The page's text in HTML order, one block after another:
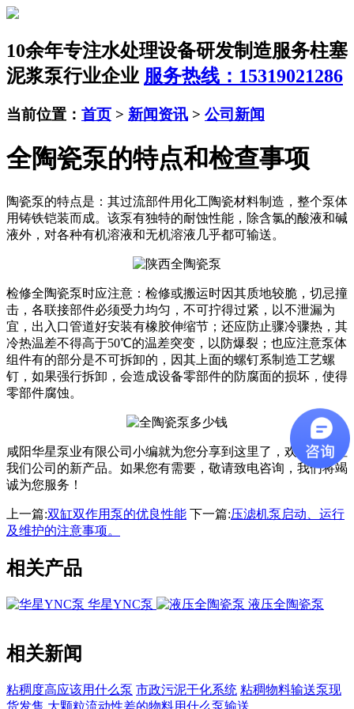
10余年专注水处理设备研发制造服务柱塞
泥浆泵行业企业 服务热线：15319021286
当前位置： 首页 > 新闻资讯 > 公司新闻
全陶瓷泵的特点和检查事项
陶瓷泵的特点是：其过流部件用化工陶瓷材料制造，整个泵体
用铸铁铠装而成。该泵有独特的耐蚀性能，除含氯的酸液和碱
液外，对各种有机溶液和无机溶液几乎都可输送。
检修全陶瓷泵时应注意：检修或搬运时因其质地较脆，切忌撞
击，各联接部件必须受力均匀，不可拧得过紧，以不泄漏为
宜，出入口管道好安装有橡胶伸缩节；还应防止骤冷骤热，其
冷热温差不得高于50℃的温差突变，以防爆裂；也应注意泵体
组件有的部分是不可拆卸的，因其上面的螺钉系制造工艺螺
钉，如果强行拆卸，会造成设备零部件的防腐面的损坏，使得
零部件腐蚀。
咸阳华星泵业有限公司小编就为您分享到这里了，欢迎您关注
我们公司的新产品。如果您有需要，敬请致电咨询，我们将竭
诚为您服务！
上一篇:双缸双作用泵的优良性能 下一篇:压滤机泵启动、运行
及维护的注意事项。
相关产品
​华星YNC泵 液压全陶瓷泵
相关新闻
粘稠度高应该用什么泵 市政污泥干化系统 粘稠物料输送泵现